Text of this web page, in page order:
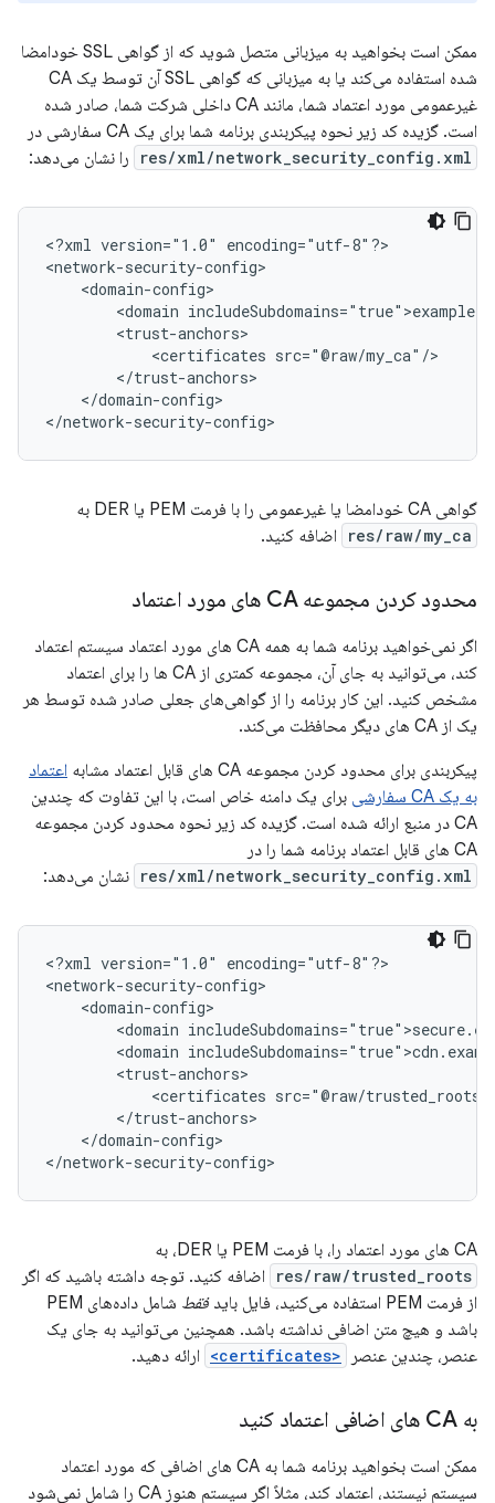
ممکن است بخواهید به میزبانی متصل شوید که از گواهی SSL خودامضا
شده استفاده می‌کند یا به میزبانی که گواهی SSL آن توسط یک CA
غیرعمومی مورد اعتماد شما، مانند CA داخلی شرکت شما، صادر شده
است. گزیده کد زیر نحوه پیکربندی برنامه شما برای یک CA سفارشی در
res/xml/network_security_config.xml را نشان می‌دهد:
<?xml version="1.0"
encoding="utf-8"?>
<domain
<certificates
</domain-config>
</network-security-config>
گواهی CA خودامضا یا غیرعمومی را با فرمت PEM یا DER به
res/raw/my_ca اضافه کنید.
محدود کردن مجموعه CA های مورد اعتماد
اگر نمی‌خواهید برنامه شما به همه CA های مورد اعتماد سیستم اعتماد
کند، می‌توانید به جای آن، مجموعه کمتری از CA ها را برای اعتماد
مشخص کنید. این کار برنامه را از گواهی‌های جعلی صادر شده توسط هر
یک از CA های دیگر محافظت می‌کند.
پیکربندی برای محدود کردن مجموعه CA های قابل اعتماد مشابه
اعتماد
به یک CA سفارشی
برای یک دامنه خاص است، با این تفاوت که چندین
CA در منبع ارائه شده است. گزیده کد زیر نحوه محدود کردن مجموعه
CA های قابل اعتماد برنامه شما را در
res/xml/network_security_config.xml نشان می‌دهد:
<?xml version="1.0"
encoding="utf-8"?>
<domain
<domain
<certificates
</domain-config>
</network-security-config>
CA های مورد اعتماد را، با فرمت PEM یا DER، به
res/raw/trusted_roots
اضافه کنید. توجه داشته باشید که اگر
از فرمت PEM استفاده می‌کنید، فایل باید
فقط
شامل داده‌های PEM
باشد و هیچ متن اضافی نداشته باشد. همچنین می‌توانید به جای یک
عنصر، چندین عنصر
<certificates> ارائه دهید.
به CA های اضافی اعتماد کنید
ممکن است بخواهید برنامه شما به CA های اضافی که مورد اعتماد
سیستم نیستند، اعتماد کند، مثلاً اگر سیستم هنوز CA را شامل نمی‌شود